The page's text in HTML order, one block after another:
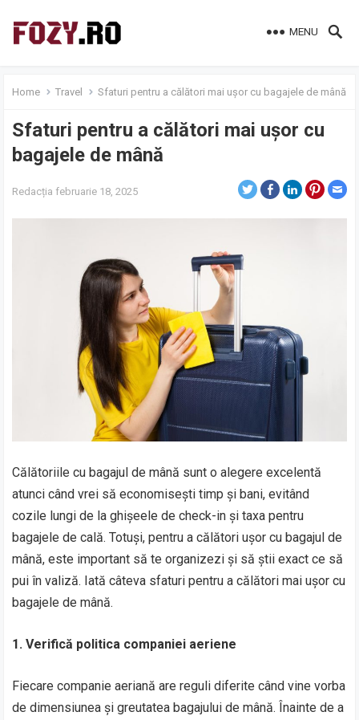
MENU
Home Travel Sfaturi pentru a călători mai ușor cu bagajele de mână
Sfaturi pentru a călători mai ușor cu
bagajele de mână
Redacția februarie 18, 2025
Călătoriile cu bagajul de mână sunt o alegere excelentă
atunci când vrei să economisești timp și bani, evitând
cozile lungi de la ghișeele de check-in și taxa pentru
bagajele de cală. Totuși, pentru a călători ușor cu bagajul de
mână, este important să te organizezi și să știi exact ce să
pui în valiză. Iată câteva sfaturi pentru a călători mai ușor cu
bagajele de mână.
1. Verifică politica companiei aeriene
Fiecare companie aeriană are reguli diferite când vine vorba
de dimensiunea și greutatea bagajului de mână. Înainte de a